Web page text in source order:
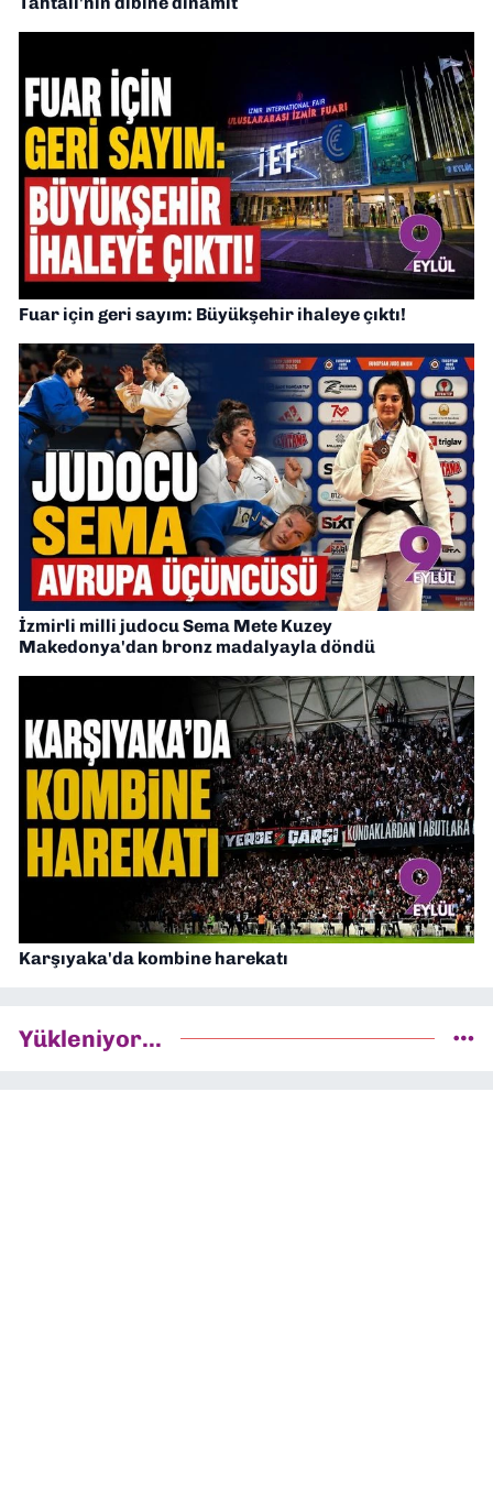
Fuar için geri sayım: Büyükşehir ihaleye çıktı!
İzmirli milli judocu Sema Mete Kuzey
Makedonya'dan bronz madalyayla döndü
Karşıyaka'da kombine harekatı
Yükleniyor...